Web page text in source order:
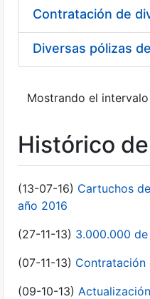
Diversas pólizas
Mostrando el
Histórico
(13-07-16) Cartuchos
año 2016
(27-11-13) 3.000.000
(07-11-13) Contratación
(09-10-13)